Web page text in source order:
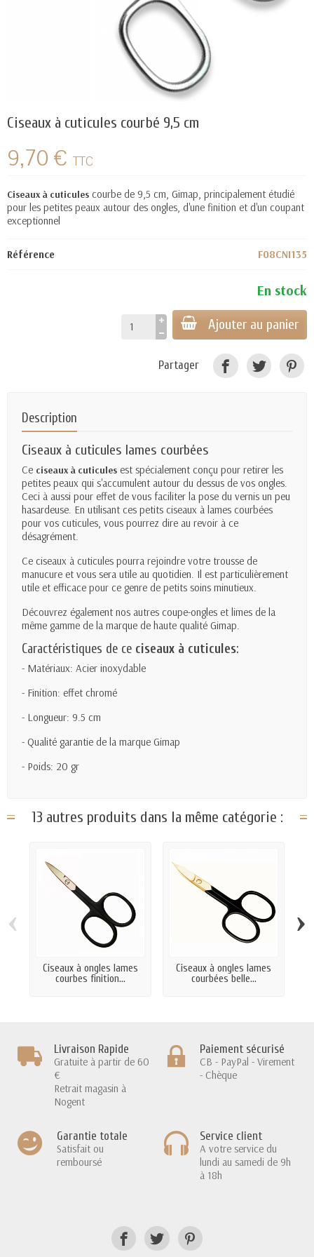
Ciseaux à cuticules courbé 9,5 cm
9,70 € TTC
Ciseaux à cuticules courbe de 9,5 cm, Gimap, principalement étudié
pour les petites peaux autour des ongles, d'une finition et d'un coupant
exceptionnel
Référence F08CNI135
En stock
Ajouter au panier
Partager
Description
Ciseaux à cuticules lames courbées
Ce ciseaux à cuticules est spécialement conçu pour retirer les
petites peaux qui s'accumulent autour du dessus de vos ongles.
Ceci à aussi pour effet de vous faciliter la pose du vernis un peu
hasardeuse. En utilisant ces petits ciseaux à lames courbées
pour vos cuticules, vous pourrez dire au revoir à ce
désagrément.
Ce ciseaux à cuticules pourra rejoindre votre trousse de
manucure et vous sera utile au quotidien. Il est particulièrement
utile et efficace pour ce genre de petits soins minutieux.
Découvrez également nos autres coupe-ongles et limes de la
même gamme de la marque de haute qualité Gimap.
Caractéristiques de ce ciseaux à cuticules:
- Matériaux: Acier inoxydable
- Finition: effet chromé
- Longueur: 9.5 cm
- Qualité garantie de la marque Gimap
- Poids: 20 gr
13 autres produits dans la même catégorie :
Ciseaux à ongles lames
courbes finition...
Ciseaux à ongles lames
courbées belle...
‹ ›
Livraison Rapide
Gratuite à partir de 60
€
Retrait magasin à
Nogent
Paiement sécurisé
CB - PayPal - Virement
- Chèque
Garantie totale
Satisfait ou
remboursé
Service client
A votre service du
lundi au samedi de 9h
à 18h